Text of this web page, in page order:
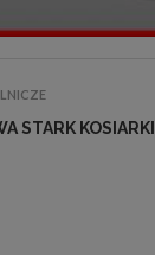
STARK